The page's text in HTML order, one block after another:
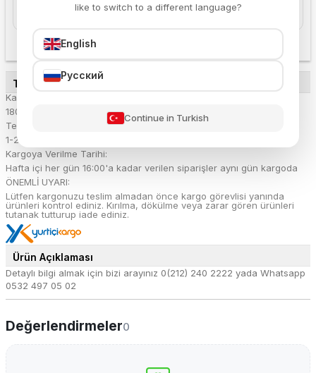
Sepete Ekle Sepete Ekle
TESLİMAT DETAYLARI
Kargo Ücreti:
180.54 TL
Teslimat Süresi:
1-2 iş günü
Kargoya Verilme Tarihi:
Hafta içi her gün 16:00'a kadar verilen siparişler aynı gün kargoda
ÖNEMLİ UYARI:
Lütfen kargonuzu teslim almadan önce kargo görevlisi yanında
ürünleri kontrol ediniz. Kırılma, dökülme veya zarar gören ürünleri
tutanak tutturup iade ediniz.
Ürün Açıklaması
Detaylı bilgi almak için bizi arayınız 0(212) 240 2222 yada Whatsapp
0532 497 05 02
Değerlendirmeler0
like to switch to a different language?
English
Русский
Continue in Turkish